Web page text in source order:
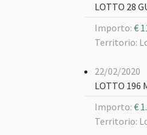
LOTTO 28
Importo: €
Territorio:
22/02/2020
LOTTO 196
Importo: €
Territorio: